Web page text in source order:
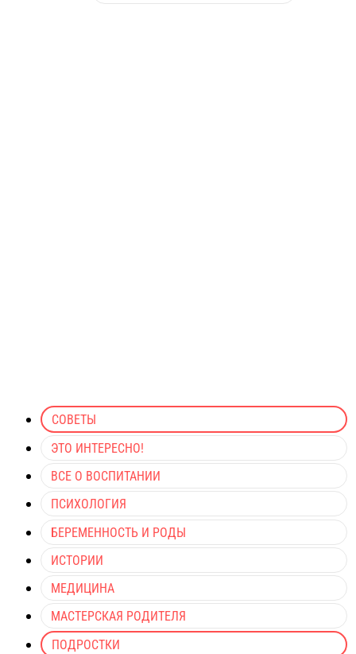
СОВЕТЫ
ЭТО ИНТЕРЕСНО!
ВСЕ О ВОСПИТАНИИ
ПСИХОЛОГИЯ
БЕРЕМЕННОСТЬ И РОДЫ
ИСТОРИИ
МЕДИЦИНА
МАСТЕРСКАЯ РОДИТЕЛЯ
ПОДРОСТКИ